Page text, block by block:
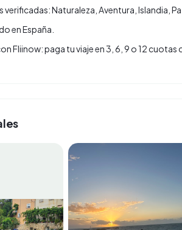
verificadas: Naturaleza, Aventura, Islandia,
en España.
Fliinow: paga tu viaje en 3, 6, 9 o 12